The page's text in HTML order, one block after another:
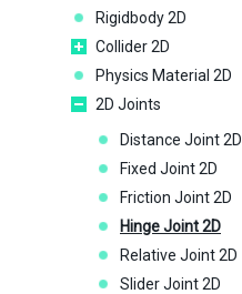
Rigidbody 2D
Collider 2D
Physics Material 2D
2D Joints
Distance Joint 2D
Fixed Joint 2D
Friction Joint 2D
Hinge Joint 2D
Relative Joint 2D
Slider Joint 2D